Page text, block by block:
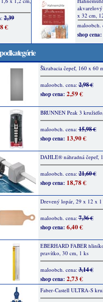
Škrabacia čepeľ, 160 x 60
maloobch. cena:2,98 €
shop cena: 2,59 €
BRUNNEN Peak 3
maloobch. cena:15,98 €
shop cena: 13,90 €
DAHLE® náhradná čepeľ,
maloobch. cena:21,60 €
shop cena: 18,78 €
Drevený lopár, 29 x 12 x 1
maloobch. cena:7,36 €
shop cena: 6,40 €
EBERHARD FABER
pravítko, 30 cm, 1 ks
maloobch. cena:3,14 €
shop cena: 2,73 €
Faber-Castell ULTRA-S